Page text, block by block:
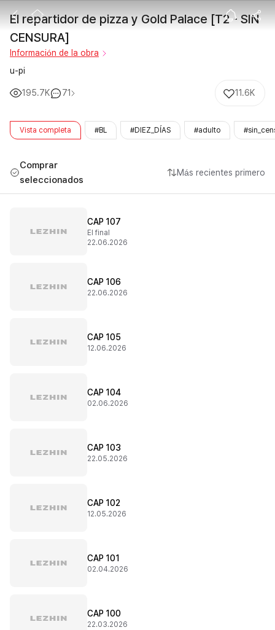
El repartidor
El repartidor de pizza y Gold Palace [T2 - SIN
CENSURA]
Información de la obra
u-pi
195.7K 71 11.6K
Vista completa #BL #DIEZ_DÍAS #adulto
Comprar
seleccionados
Más recientes primero
CAP 107
El final
22.06.2026
CAP 106
22.06.2026
CAP 105
12.06.2026
CAP 104
02.06.2026
CAP 103
22.05.2026
CAP 102
12.05.2026
CAP 101
02.04.2026
CAP 100
22.03.2026